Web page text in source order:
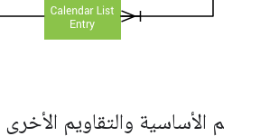
التقاويم الأساسية والتقاويم الأخرى